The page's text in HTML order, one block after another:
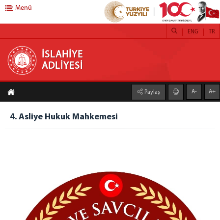
İSLAHİYE ADLİYESİ
ADLİYEMİZ
Denetimli Serbestlik Müdürlüğü
Adli Destek ve Mağdur Hizmetleri Müdürlüğü
Menü
İSLAHİYE
ADLİYESİ
TR
ENG
Paylaş A- A+
4. Asliye Hukuk Mahkemesi